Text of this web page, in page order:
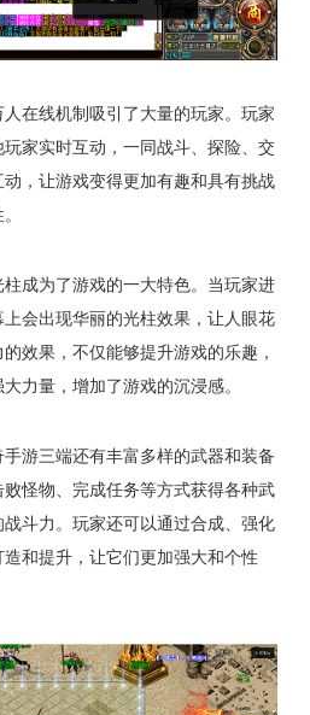
在线机制吸引了大量的玩家。玩家
家实时互动，一同战斗、探险、交
，让游戏变得更加有趣和具有挑战
成为了游戏的一大特色。当玩家进
会出现华丽的光柱效果，让人眼花
效果，不仅能够提升游戏的乐趣，
力量，增加了游戏的沉浸感。
游三端还有丰富多样的武器和装备
怪物、完成任务等方式获得各种武
斗力。玩家还可以通过合成、强化
和提升，让它们更加强大和个性